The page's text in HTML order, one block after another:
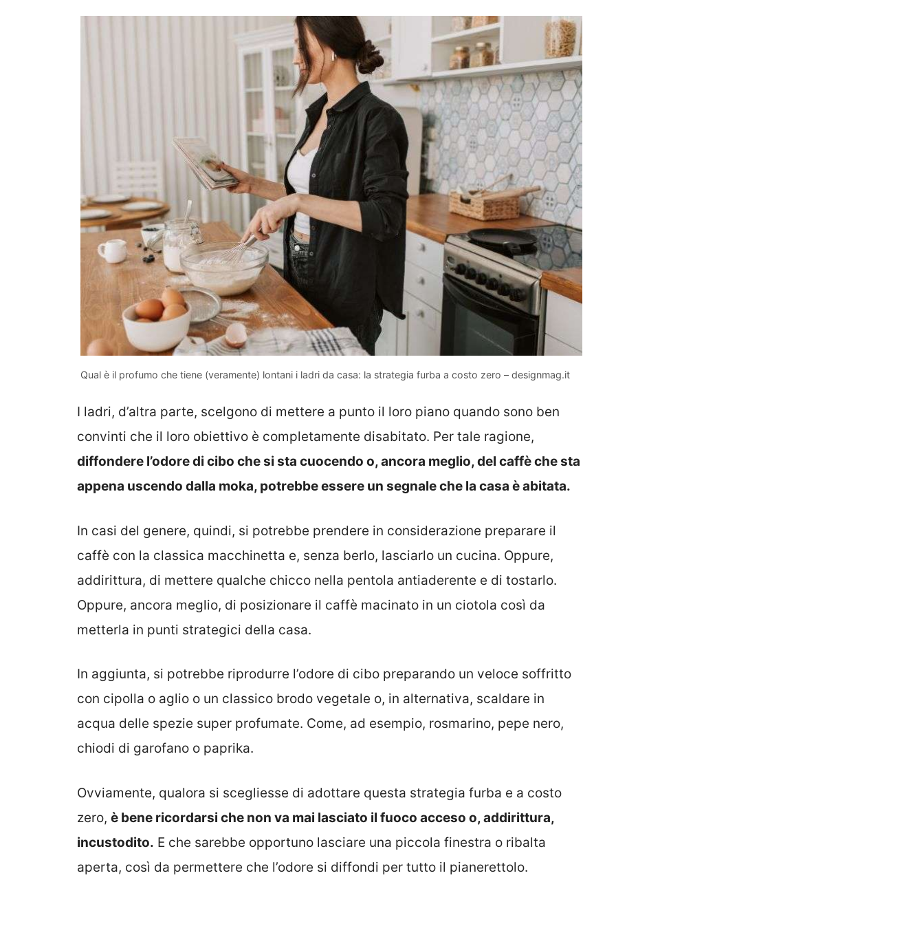
Qual è il profumo che tiene (veramente) lontani i ladri da casa: la strategia furba a costo zero – designmag.it
I ladri, d’altra parte, scelgono di mettere a punto il loro piano quando sono ben
convinti che il loro obiettivo è completamente disabitato. Per tale ragione,
diffondere l’odore di cibo che si sta cuocendo o, ancora meglio, del caffè che sta
appena uscendo dalla moka, potrebbe essere un segnale che la casa è abitata.
In casi del genere, quindi, si potrebbe prendere in considerazione preparare il
caffè con la classica macchinetta e, senza berlo, lasciarlo un cucina. Oppure,
addirittura, di mettere qualche chicco nella pentola antiaderente e di tostarlo.
Oppure, ancora meglio, di posizionare il caffè macinato in un ciotola così da
metterla in punti strategici della casa.
In aggiunta, si potrebbe riprodurre l’odore di cibo preparando un veloce soffritto
con cipolla o aglio o un classico brodo vegetale o, in alternativa, scaldare in
acqua delle spezie super profumate. Come, ad esempio, rosmarino, pepe nero,
chiodi di garofano o paprika.
Ovviamente, qualora si scegliesse di adottare questa strategia furba e a costo
zero, è bene ricordarsi che non va mai lasciato il fuoco acceso o, addirittura,
incustodito. E che sarebbe opportuno lasciare una piccola finestra o ribalta
aperta, così da permettere che l’odore si diffondi per tutto il pianerettolo.